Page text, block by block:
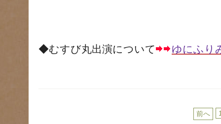
◆むすび丸出演について ゆにふり
前へ